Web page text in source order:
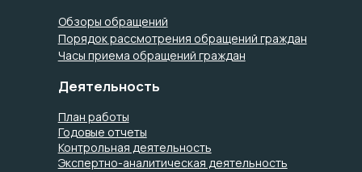
Обзоры обращений
Порядок рассмотрения обращений граждан
Часы приема обращений граждан
Деятельность
План работы
Годовые отчеты
Контрольная деятельность
Экспертно-аналитическая деятельность